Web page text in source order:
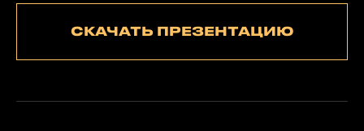
СКАЧАТЬ ПРЕЗЕНТАЦИЮ